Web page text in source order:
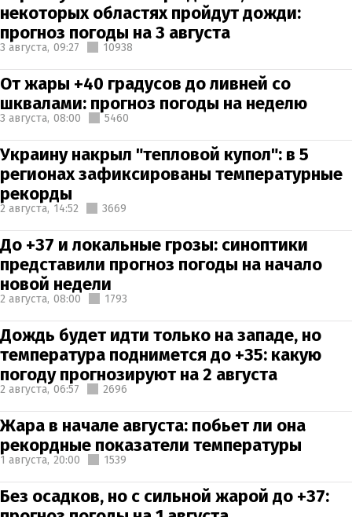
некоторых областях пройдут дожди:
прогноз погоды на 3 августа
3 августа, 09:27 10938
От жары +40 градусов до ливней со
шквалами: прогноз погоды на неделю
3 августа, 08:00 5460
Украину накрыл "тепловой купол": в 5
регионах зафиксированы температурные
рекорды
2 августа, 14:52 3669
До +37 и локальные грозы: синоптики
представили прогноз погоды на начало
новой недели
2 августа, 08:00 1793
Дождь будет идти только на западе, но
температура поднимется до +35: какую
погоду прогнозируют на 2 августа
2 августа, 06:57 2696
Жара в начале августа: побьет ли она
рекордные показатели температуры
1 августа, 20:00 1539
Без осадков, но с сильной жарой до +37: